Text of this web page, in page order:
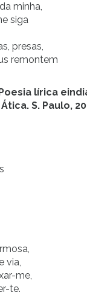
minha,
siga
presas,
remontem
lírica e
S. Paulo,
via,
me,
te.